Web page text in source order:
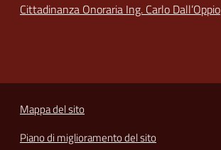
Cittadinanza Onoraria Ing. Carlo Dall’Oppio
Mappa del sito
Piano di miglioramento del sito